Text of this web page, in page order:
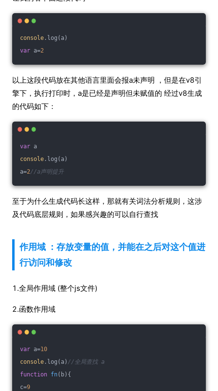
console .log(a)
var a=2
以上这段代码放在其他语言里面会报a未声明 ，但是在v8引
擎下，执行打印时，a是已经是声明但未赋值的 经过v8生成
的代码如下：
var a
console .log(a)
a=2//a声明提升
至于为什么生成代码长这样，那就有关词法分析规则，这涉
及代码底层规则，如果感兴趣的可以自行查找
作用域 ：存放变量的值，并能在之后对这个值进
行访问和修改
1.全局作用域 (整个js文件)
2.函数作用域
var a=10
console .log(a) //全局查找 a
function fn( b) {
c=9